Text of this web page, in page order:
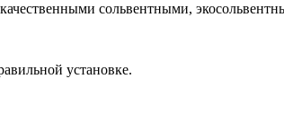
сольвентными,
установке.